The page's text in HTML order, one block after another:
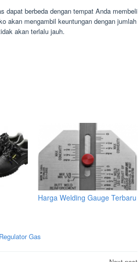
dapat berbeda dengan tempat Anda membeli
akan mengambil keuntungan dengan jumlah
akan terlalu jauh.
Harga Welding Gauge Terbaru
Regulator Gas